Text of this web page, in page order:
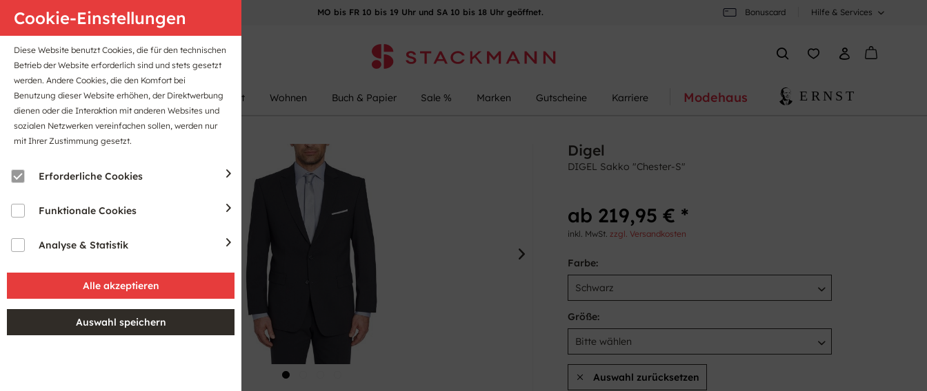
Anfahrt B2B-Portal MO bis FR 10 bis 19 Uhr und SA 10 bis 18 Uhr geöffnet. Bonuscard Hilfe & Services
Damen Herren Kinder Sport Wohnen Buch & Papier Sale % Marken Gutscheine Karriere Modehaus
Cookie-Einstellungen
Diese Website benutzt Cookies, die für den technischen
Betrieb der Website erforderlich sind und stets gesetzt
werden. Andere Cookies, die den Komfort bei
Benutzung dieser Website erhöhen, der Direktwerbung
dienen oder die Interaktion mit anderen Websites und
sozialen Netzwerken vereinfachen sollen, werden nur
mit Ihrer Zustimmung gesetzt.
Erforderliche Cookies
Funktionale Cookies
Analyse & Statistik
Digel
DIGEL Sakko "Chester-S"
ab 219,95 € *
inkl. MwSt.zzgl. Versandkosten
Farbe:
Größe:
Auswahl zurücksetzen